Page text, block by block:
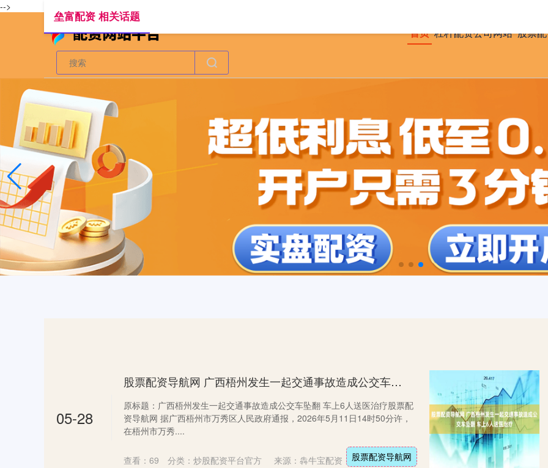
-->
首页 杠杆配资公司网站 股票
垒富配资 相关话题
05-28
股票配资导航网 广西梧州发生一起交通事故造成公交车坠翻 车上6人送医治疗
原标题：广西梧州发生一起交通事故造成公交车坠翻 车上6人送医治疗股票配
资导航网 据广西梧州市万秀区人民政府通报，2026年5月11日14时50分许，
在梧州市万秀....
股票配资导航网
来源：犇牛宝配资
查看： 69 分类： 炒股配资平台官方